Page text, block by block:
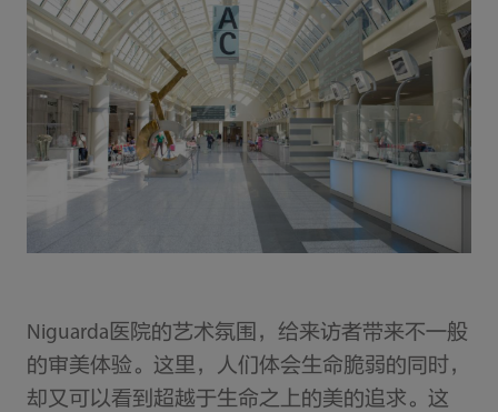
Niguarda医院的艺术氛围，给来访者带来不一般
的审美体验。这里，人们体会生命脆弱的同时，
却又可以看到超越于生命之上的美的追求。这